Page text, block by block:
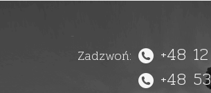
Zadzwoń:
+48
+48